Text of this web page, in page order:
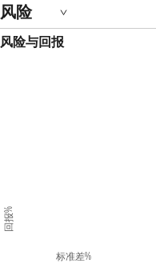
风险
风险与回报
标准差%
回报%